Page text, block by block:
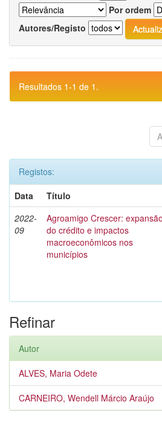
Por ordem
Autores/Registo
Resultados 1-1 de 1.
Registos:
Data
Título
2022-
09
Agroamigo Crescer: expansão
do crédito e impactos
macroeconômicos nos
municípios
Refinar
Autor
ALVES, Maria Odete
CARNEIRO, Wendell Márcio Araújo